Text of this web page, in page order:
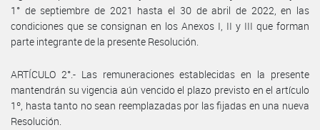
1° de septiembre de 2021 hasta el 30 de abril de 2022, en las
condiciones que se consignan en los Anexos I, II y III que forman
parte integrante de la presente Resolución.
ARTÍCULO 2°.- Las remuneraciones establecidas en la presente
mantendrán su vigencia aún vencido el plazo previsto en el artículo
1º, hasta tanto no sean reemplazadas por las fijadas en una nueva
Resolución.